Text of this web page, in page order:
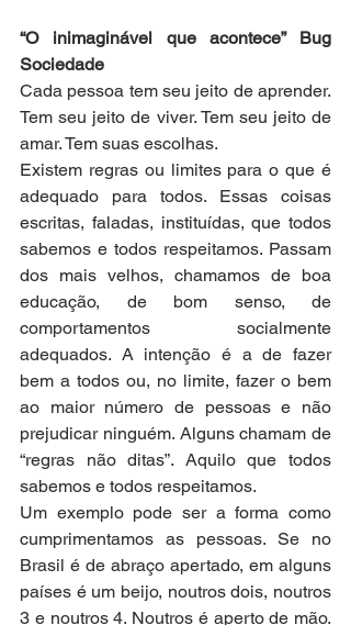
“O inimaginável que acontece” Bug
Sociedade
Cada pessoa tem seu jeito de aprender.
Tem seu jeito de viver. Tem seu jeito de
amar. Tem suas escolhas.
Existem regras ou limites para o que é
adequado para todos. Essas coisas
escritas, faladas, instituídas, que todos
sabemos e todos respeitamos. Passam
dos mais velhos, chamamos de boa
educação, de bom senso, de
comportamentos socialmente
adequados. A intenção é a de fazer
bem a todos ou, no limite, fazer o bem
ao maior número de pessoas e não
prejudicar ninguém. Alguns chamam de
“regras não ditas”. Aquilo que todos
sabemos e todos respeitamos.
Um exemplo pode ser a forma como
cumprimentamos as pessoas. Se no
Brasil é de abraço apertado, em alguns
países é um beijo, noutros dois, noutros
3 e noutros 4. Noutros é aperto de mão.